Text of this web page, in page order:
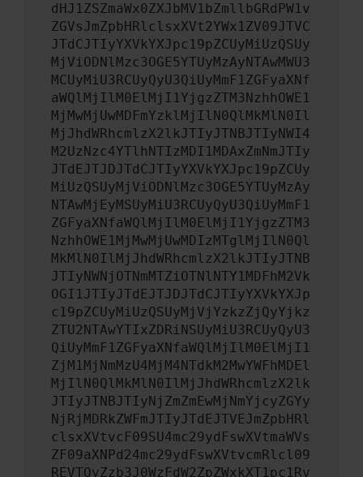
dHJ1ZSZmaWx0ZXJbMV1bZmllbGRdPW1v
ZGVsJmZpbHRlclsxXVt2YWx1ZV09JTVC
JTdCJTIyYXVkYXJpc19pZCUyMiUzQSUy
MjViODNlMzc3OGE5YTUyMzAyNTAwMWU3
MCUyMiU3RCUyQyU3QiUyMmF1ZGFyaXNf
aWQlMjIlM0ElMjI1YjgzZTM3NzhhOWE1
MjMwMjUwMDFmYzklMjIlN0QlMkMlN0Il
MjJhdWRhcmlzX2lkJTIyJTNBJTIyNWI4
M2UzNzc4YTlhNTIzMDI1MDAxZmNmJTIy
JTdEJTJDJTdCJTIyYXVkYXJpc19pZCUy
MiUzQSUyMjViODNlMzc3OGE5YTUyMzAy
NTAwMjEyMSUyMiU3RCUyQyU3QiUyMmF1
ZGFyaXNfaWQlMjIlM0ElMjI1YjgzZTM3
NzhhOWE1MjMwMjUwMDIzMTglMjIlN0Ql
MkMlN0IlMjJhdWRhcmlzX2lkJTIyJTNB
JTIyNWNjOTNmMTZiOTNlNTY1MDFhM2Vk
OGI1JTIyJTdEJTJDJTdCJTIyYXVkYXJp
c19pZCUyMiUzQSUyMjVjYzkzZjQyYjkz
ZTU2NTAwYTIxZDRiNSUyMiU3RCUyQyU3
QiUyMmF1ZGFyaXNfaWQlMjIlM0ElMjI1
ZjM1MjNmMzU4MjM4NTdkM2MwYWFhMDEl
MjIlN0QlMkMlN0IlMjJhdWRhcmlzX2lk
JTIyJTNBJTIyNjZmZmEwMjNmYjcyZGYy
NjRjMDRkZWFmJTIyJTdEJTVEJmZpbHRl
clsxXVtvcF09SU4mc29ydFswXVtmaWVs
ZF09aXNPd24mc29ydFswXVtvcmRlcl09
REVTQyZzb3J0WzFdW2ZpZWxkXT1pc1Rv